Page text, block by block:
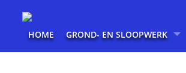
HOME GROND- EN SLOOPWERK